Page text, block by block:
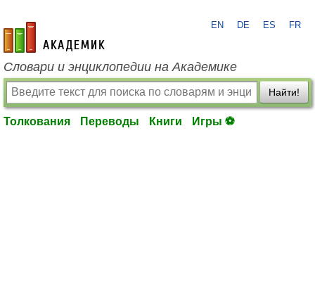
academic.ru
EN DE ES FR
Словари и энциклопедии на Академике
Найти!
Толкования Переводы Книги Игры ⚽